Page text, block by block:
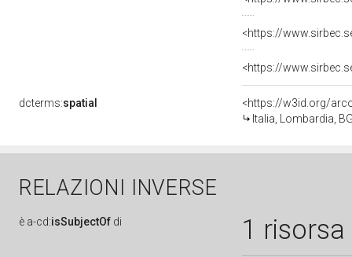
dcterms:spatial
<https://w3id.org/
Italia, Lombardia,
RELAZIONI INVERSE
è a-cd:isSubjectOf di 1 risorsa